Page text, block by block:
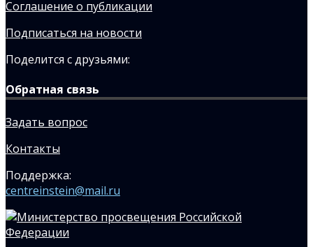
Соглашение о публикации
Подписаться на новости
Поделится с друзьями:
Обратная связь
Задать вопрос
Контакты
Поддержка:
centreinstein@mail.ru